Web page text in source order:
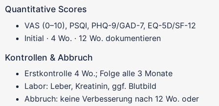
Quantitative Scores
VAS (0–10), PSQI, PHQ-9/GAD-7, EQ-5D/SF-12
Initial · 4 Wo. · 12 Wo. dokumentieren
Kontrollen & Abbruch
Erstkontrolle 4 Wo.; Folge alle 3 Monate
Labor: Leber, Kreatinin, ggf. Blutbild
Abbruch: keine Verbesserung nach 12 Wo. oder